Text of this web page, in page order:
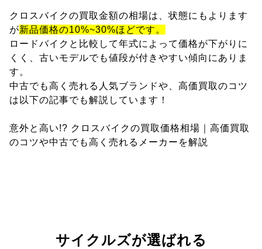
クロスバイクの買取金額の相場は、状態にもよります
が新品価格の10%~30%ほどです。
ロードバイクと比較して年式によって価格が下がりに
くく、古いモデルでも値段が付きやすい傾向にありま
す。
中古でも高く売れる人気ブランドや、高価買取のコツ
は以下の記事でも解説しています！
意外と高い!? クロスバイクの買取価格相場｜高価買取
のコツや中古でも高く売れるメーカーを解説
サイクルズが選ばれる